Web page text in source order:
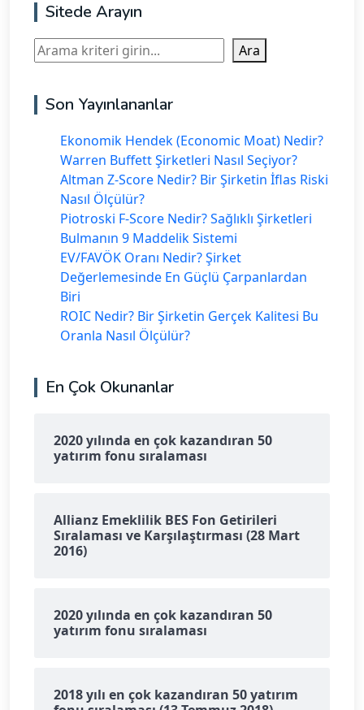
Sitede Arayın
Ara Ara
Son Yayınlananlar
Ekonomik Hendek (Economic Moat) Nedir?
Warren Buffett Şirketleri Nasıl Seçiyor?
Altman Z-Score Nedir? Bir Şirketin İflas Riski
Nasıl Ölçülür?
Piotroski F-Score Nedir? Sağlıklı Şirketleri
Bulmanın 9 Maddelik Sistemi
EV/FAVÖK Oranı Nedir? Şirket
Değerlemesinde En Güçlü Çarpanlardan
Biri
ROIC Nedir? Bir Şirketin Gerçek Kalitesi Bu
Oranla Nasıl Ölçülür?
En Çok Okunanlar
2020 yılında en çok kazandıran 50
yatırım fonu sıralaması
Allianz Emeklilik BES Fon Getirileri
Sıralaması ve Karşılaştırması (28 Mart
2016)
2020 yılında en çok kazandıran 50
yatırım fonu sıralaması
2018 yılı en çok kazandıran 50 yatırım